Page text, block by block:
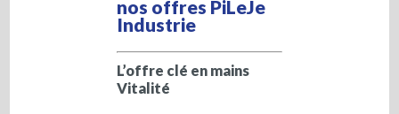
nos offres PiLeJe
Industrie
L’offre clé en mains
Vitalité